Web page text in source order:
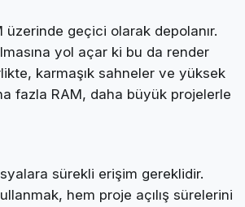
geçici olarak depolanır.
yol açar ki bu da render
karmaşık sahneler ve yüksek
fazla RAM, daha büyük projelerle
sürekli erişim gereklidir.
hem proje açılış sürelerini